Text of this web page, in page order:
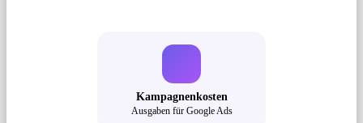
Kampagnenkosten
Ausgaben für Google Ads